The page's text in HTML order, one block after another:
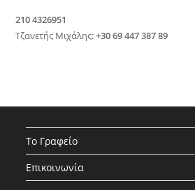
210 4326951
Τζανετής Μιχάλης:+30 69 447 387 89
Το Γραφείο
Επικοινωνία